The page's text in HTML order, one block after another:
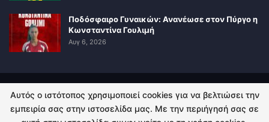
Ποδόσφαιρο Γυναικών: Ανανέωσε στον Πύργο η
Κωνσταντίνα Γουλιμή
Αυγ 6, 2026
ΠΟΛΙΤΙΚΗ ΑΠΟΡΡΗΤΟΥ ΕΠΙΚΟΙΝΩΝΙΑ
Αυτός ο ιστότοπος χρησιμοποιεί cookies για να βελτιώσει την
εμπειρία σας στην ιστοσελίδα μας. Με την περιήγησή σας σε